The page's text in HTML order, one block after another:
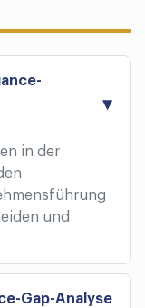
in der
und
Gap-Analyse